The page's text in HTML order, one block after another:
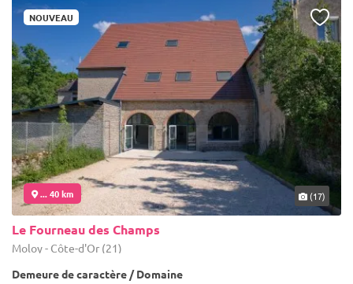
NOUVEAU
... 40 km (17)
Le Fourneau des Champs
Moloy - Côte-d'Or (21)
Demeure de caractère / Domaine